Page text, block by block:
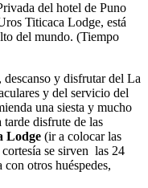
del hotel de Puno
Titicaca Lodge, está
del mundo. (Tiempo
y disfrutar del La
y del servicio del
una siesta y mucho
disfrute de las
Lodge (ir a colocar las
cortesía se sirven las 24
otros huéspedes,